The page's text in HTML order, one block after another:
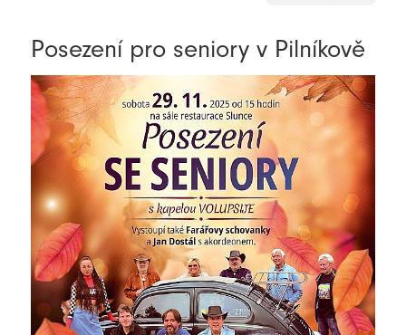
Posezení pro seniory v Pilníkově